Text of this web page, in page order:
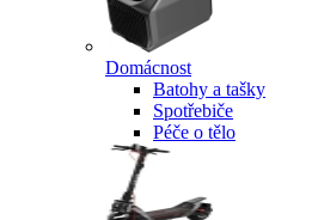
Domácnost
Batohy a tašky
Spotřebiče
Péče o tělo